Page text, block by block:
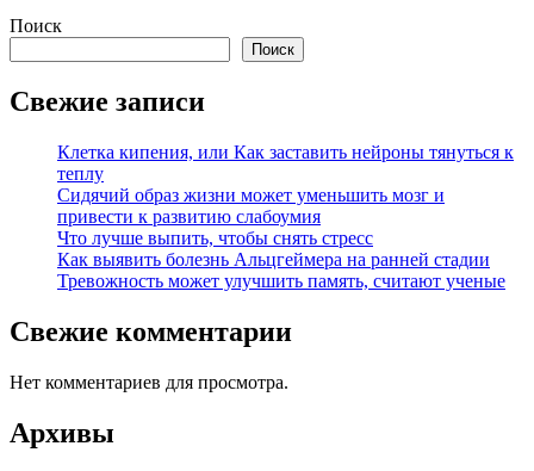
Поиск
Поиск
Свежие записи
Клетка кипения, или Как заставить нейроны тянуться к
теплу
Сидячий образ жизни может уменьшить мозг и
привести к развитию слабоумия
Что лучше выпить, чтобы снять стресс
Как выявить болезнь Альцгеймера на ранней стадии
Тревожность может улучшить память, считают ученые
Свежие комментарии
Нет комментариев для просмотра.
Архивы